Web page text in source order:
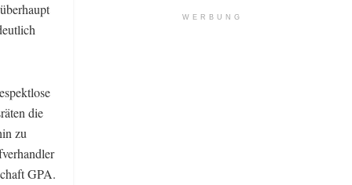
die
zu
GPA.
WERBUNG